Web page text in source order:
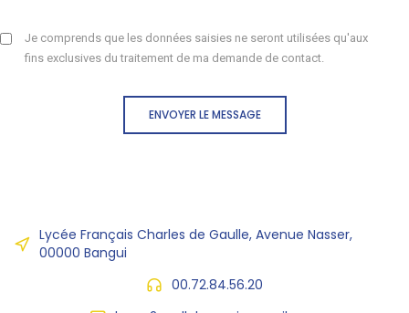
Je comprends que les données saisies ne seront utilisées qu'aux
fins exclusives du traitement de ma demande de contact.
ENVOYER LE MESSAGE
Lycée Français Charles de Gaulle, Avenue Nasser,
00000 Bangui
00.72.84.56.20